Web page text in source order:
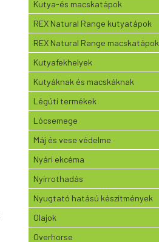
Kutya-és macskatápok
REX Natural Range kutyatápok
REX Natural Range macskatápok
Kutyafekhelyek
Kutyáknak és macskáknak
Légúti termékek
Lócsemege
Máj és vese védelme
Nyári ekcéma
Nyírrothadás
Nyugtató hatású készítmények
Olajok
Overhorse